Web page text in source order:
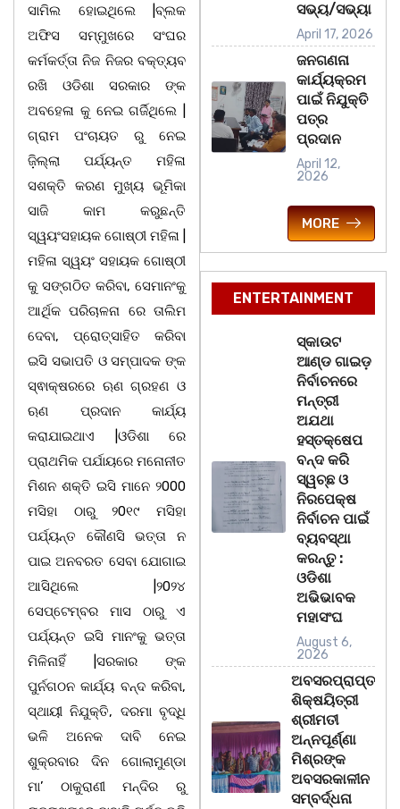
ସାମିଲ ହୋଇଥିଲେ |ବ୍ଲକ
ଅଫିସ ସମ୍ମୁଖରେ ସଂଘର
କର୍ମକର୍ତ୍ତା ନିଜ ନିଜର ବକ୍ତ୍ୟବ
ରଖି ଓଡିଶା ସରକାର ଙ୍କ
ଅବହେଳା କୁ ନେଇ ଗର୍ଜିଥିଲେ |
ଗ୍ରାମ ପଂଚାୟତ ରୁ ନେଇ
ଜ଼ିଲ୍ଲା ପର୍ଯ୍ୟନ୍ତ ମହିଳା
ସଶକ୍ତି କରଣ ମୁଖ୍ୟ ଭୂମିକା
ସାଜି କାମ କରୁଛନ୍ତି
ସ୍ୱୟଂସହାୟକ ଗୋଷ୍ଠୀ ମହିଳା |
ମହିଳା ସ୍ୱୟଂ ସହାୟକ ଗୋଷ୍ଠୀ
କୁ ସଙ୍ଗଠିତ କରିବା, ସେମାନଂକୁ
ଆର୍ଥିକ ପରିଚାଳନା ରେ ତାଲିମ
ଦେବା, ପ୍ରୋତ୍ସାହିତ କରିବା
ଇସି ସଭାପତି ଓ ସମ୍ପାଦକ ଙ୍କ
ସ୍ଵାକ୍ଷରରେ ଋଣ ଗ୍ରହଣ ଓ
ଋଣ ପ୍ରଦାନ କାର୍ଯ୍ୟ
କରାଯାଇଥାଏ |ଓଡିଶା ରେ
ପ୍ରାଥମିକ ପର୍ଯାୟରେ ମନୋନୀତ
ମିଶନ ଶକ୍ତି ଇସି ମାନେ ୨000
ମସିହା ଠାରୁ ୨0୧୯ ମସିହା
ପର୍ଯ୍ୟନ୍ତ କୌଣସି ଭତ୍ତା ନ
ପାଇ ଅନବରତ ସେବା ଯୋଗାଇ
ଆସିଥିଲେ |୨0୨୪
ସେପ୍ଟେମ୍ବର ମାସ ଠାରୁ ଏ
ପର୍ଯ୍ୟନ୍ତ ଇସି ମାନଂକୁ ଭତ୍ତା
ମିଳିନାହିଁ |ସରକାର ଙ୍କ
ପୁର୍ନଗଠନ କାର୍ଯ୍ୟ ବନ୍ଦ କରିବା,
ସ୍ଥାୟୀ ନିଯୁକ୍ତି, ଦରମା ବୃଦ୍ଧି
ଭଳି ଅନେକ ଦାବି ନେଇ
ଶୁକ୍ରବାର ଦିନ ଗୋଲାମୁଣ୍ଡା
ମା’ ଠାକୁରାଣୀ ମନ୍ଦିର ରୁ
ସଭ୍ୟ/ସଭ୍ୟା
April 17, 2026
ଜନଗଣନା
କାର୍ଯ୍ୟକ୍ରମ
ପାଇଁ ନିଯୁକ୍ତି
ପତ୍ର
ପ୍ରଦାନ
April 12,
2026
MORE
ENTERTAINMENT
ସ୍କାଉଟ
ଆଣ୍ଡ ଗାଇଡ଼
ନିର୍ବାଚନରେ
ମନ୍ତ୍ରୀ
ଅଯଥା
ହସ୍ତକ୍ଷେପ
ବନ୍ଦ କରି
ସ୍ୱଚ୍ଛ ଓ
ନିରପେକ୍ଷ
ନିର୍ବାଚନ ପାଇଁ
ବ୍ୟବସ୍ଥା
କରନ୍ତୁ :
ଓଡିଶା
ଅଭିଭାବକ
ମହାସଂଘ
August 6,
2026
ଅବସରପ୍ରାପ୍ତ
ଶିକ୍ଷୟିତ୍ରୀ
ଶ୍ରୀମତୀ
ଅନ୍ନପୂର୍ଣ୍ଣା
ମିଶ୍ରଙ୍କ
ଅବସରକାଳୀନ
ସମ୍ବର୍ଦ୍ଧନା